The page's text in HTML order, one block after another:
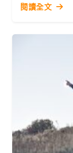
閱讀全文